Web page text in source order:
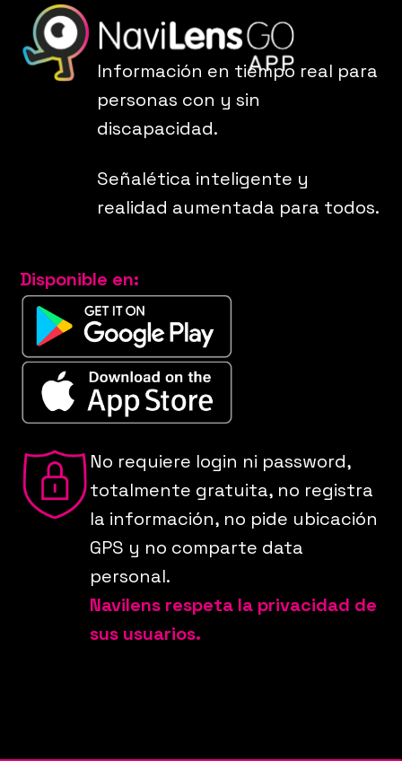
Información en tiempo real para
personas con y sin
discapacidad.
Señalética inteligente y
realidad aumentada para todos.
Disponible en:
No requiere login ni password,
totalmente gratuita, no registra
la información, no pide ubicación
GPS y no comparte data
personal.
Navilens respeta la privacidad de
sus usuarios.